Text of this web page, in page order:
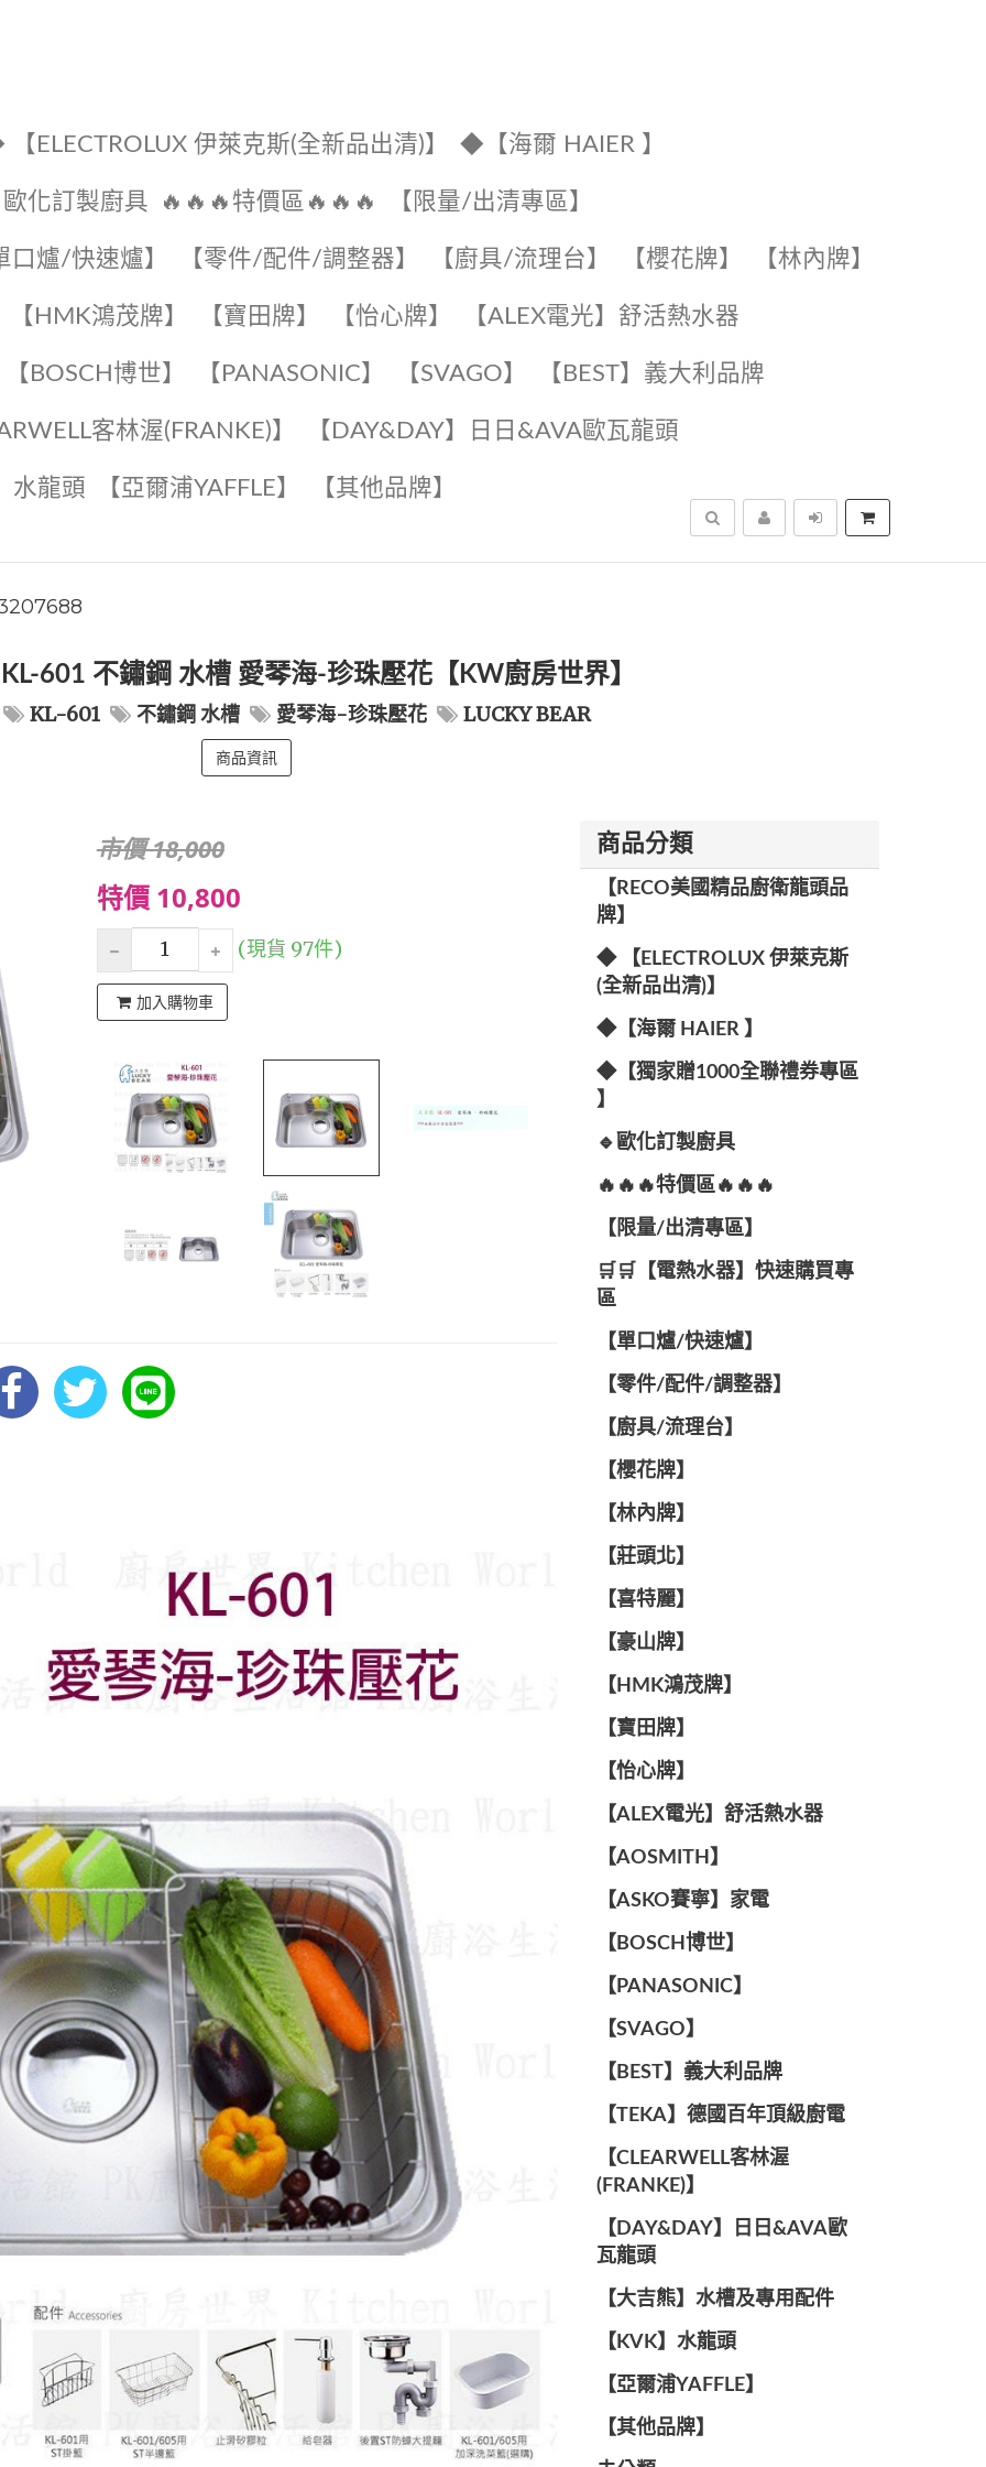
ELECTROLUX 伊萊克斯(全新品出清)】 ◆【海爾 HAIER 】
化訂製廚具 🔥🔥🔥特價區🔥🔥🔥 【限量/出清專區】
口爐/快速爐】 【零件/配件/調整器】 【廚具/流理台】 【櫻花牌】 【林內牌】
【HMK鴻茂牌】 【寶田牌】 ️【怡心牌】️ ️️【ALEX電光】舒活熱水器️️
【BOSCH博世】 ️【PANASONIC】️ ️【SVAGO】️ ️【BEST】️義大利品牌
客林渥(FRANKE)】️ ️【DAY&DAY】️日日&AVA歐瓦龍頭
水龍頭️ 【亞爾浦YAFFLE】 ️【其他品牌】️
搜尋
601 不鏽鋼 水槽 愛琴海-珍珠壓花【KW廚房世界】
KL-601 不鏽鋼 水槽 愛琴海-珍珠壓花 LUCKY BEAR
商品資訊
市價 18,000
特價 10,800
(現貨 97件)
加入購物車
商品分類
【RECO美國精品廚衛龍頭品
牌】
◆ 【ELECTROLUX 伊萊克斯
(全新品出清)】
◆【海爾 HAIER 】
◆【獨家贈1000全聯禮券專區
】
🔹歐化訂製廚具
🔥🔥🔥特價區🔥🔥🔥
【限量/出清專區】
🛒🛒【電熱水器】快速購買專
區
【單口爐/快速爐】
【零件/配件/調整器】
【廚具/流理台】
【櫻花牌】
【林內牌】
【莊頭北】
【喜特麗】
【豪山牌】
【HMK鴻茂牌】
【寶田牌】
️【怡心牌】️
️️【ALEX電光】舒活熱水器️️
【AOSMITH】
【ASKO賽寧】家電
【BOSCH博世】
️【PANASONIC】️
️【SVAGO】️
️【BEST】️義大利品牌
️【TEKA】️德國百年頂級廚電
️【CLEARWELL客林渥
(FRANKE)】️
️【DAY&DAY】️日日&AVA歐
瓦龍頭
【大吉熊】水槽及專用配件
️【KVK】水龍頭️
【亞爾浦YAFFLE】
️【其他品牌】️